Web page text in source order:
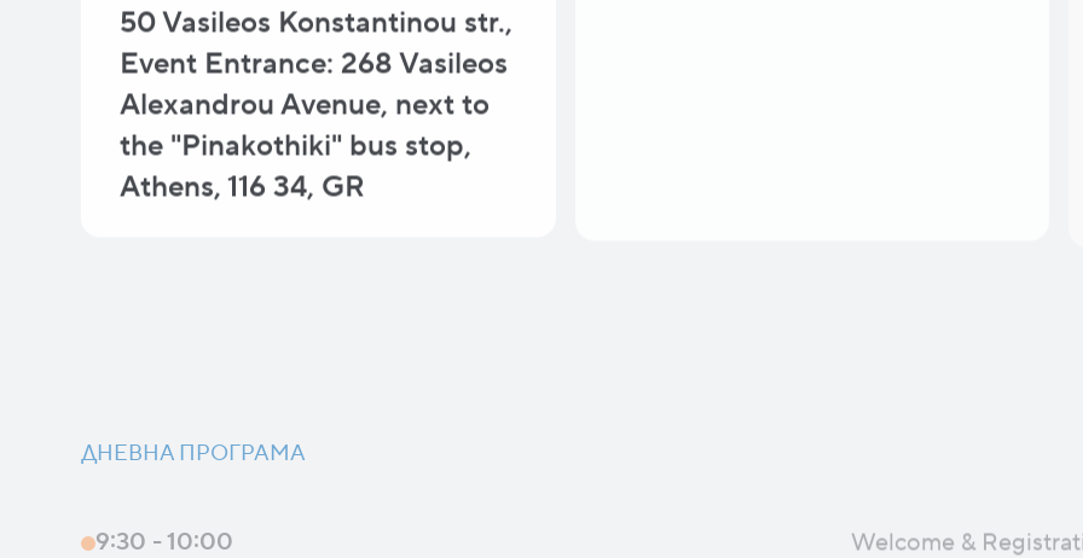
50 Vasileos Konstantinou str.,
Event Entrance: 268 Vasileos
Alexandrou Avenue, next to
the "Pinakothiki" bus stop,
Athens, 116 34, GR
ДНЕВНА ПРОГРАМА
9:30 - 10:00 Welcome &